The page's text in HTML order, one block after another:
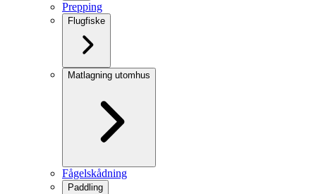
Prepping
Flugfiske
Matlagning utomhus
Fågelskådning
Paddling